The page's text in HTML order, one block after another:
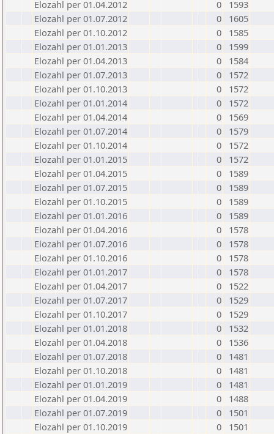
Elozahl per 01.04.2012
0
1593
Elozahl per 01.07.2012
0
1605
Elozahl per 01.10.2012
0
1585
Elozahl per 01.01.2013
0
1599
Elozahl per 01.04.2013
0
1584
Elozahl per 01.07.2013
0
1572
Elozahl per 01.10.2013
0
1572
Elozahl per 01.01.2014
0
1572
Elozahl per 01.04.2014
0
1569
Elozahl per 01.07.2014
0
1579
Elozahl per 01.10.2014
0
1572
Elozahl per 01.01.2015
0
1572
Elozahl per 01.04.2015
0
1589
Elozahl per 01.07.2015
0
1589
Elozahl per 01.10.2015
0
1589
Elozahl per 01.01.2016
0
1589
Elozahl per 01.04.2016
0
1578
Elozahl per 01.07.2016
0
1578
Elozahl per 01.10.2016
0
1578
Elozahl per 01.01.2017
0
1578
Elozahl per 01.04.2017
0
1522
Elozahl per 01.07.2017
0
1529
Elozahl per 01.10.2017
0
1529
Elozahl per 01.01.2018
0
1532
Elozahl per 01.04.2018
0
1536
Elozahl per 01.07.2018
0
1481
Elozahl per 01.10.2018
0
1481
Elozahl per 01.01.2019
0
1481
Elozahl per 01.04.2019
0
1488
Elozahl per 01.07.2019
0
1501
Elozahl per 01.10.2019
0
1501